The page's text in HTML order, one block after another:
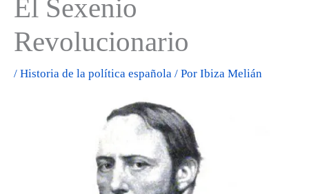
El Sexenio
Revolucionario
/ Historia de la política española / Por Ibiza Melián